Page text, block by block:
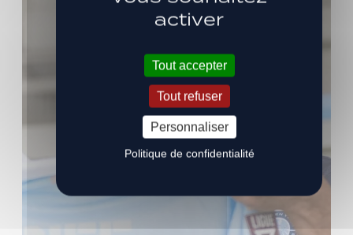
activer
Tout accepter
Tout refuser
Personnaliser
Politique de confidentialité